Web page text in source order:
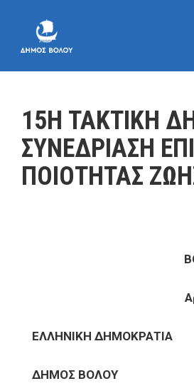
15Η ΤΑΚΤΙΚΗ
ΣΥΝΕΔΡΙΑΣΗ
ΠΟΙΟΤΗΤΑΣ
ΕΛΛΗΝΙΚΗ ΔΗΜΟΚΡΑΤΙΑ
ΔΗΜΟΣ ΒΟΛΟΥ